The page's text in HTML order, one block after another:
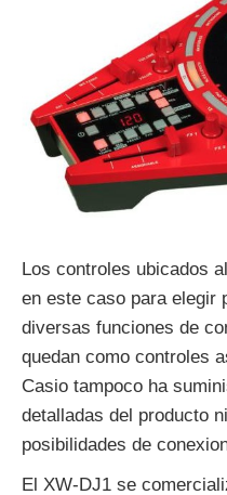
Los controles ubicados
en este caso para elegir
diversas funciones de
quedan como controles
Casio tampoco ha
detalladas del producto
posibilidades de
El XW-DJ1 se